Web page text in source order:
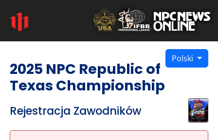
Polski
2025 NPC Republic of
Texas Championship
Rejestracja Zawodników